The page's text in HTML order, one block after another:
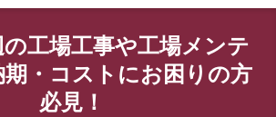
工場工事や工場メンテ
・コストにお困りの方
必見！